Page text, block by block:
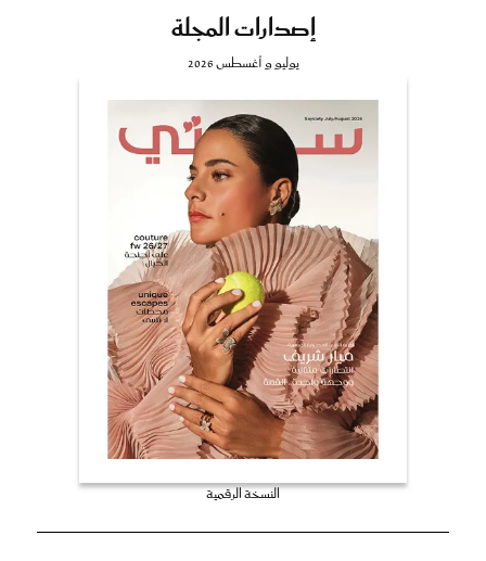
إصدارات المجلة
يوليو و أغسطس 2026
النسخة الرقمية